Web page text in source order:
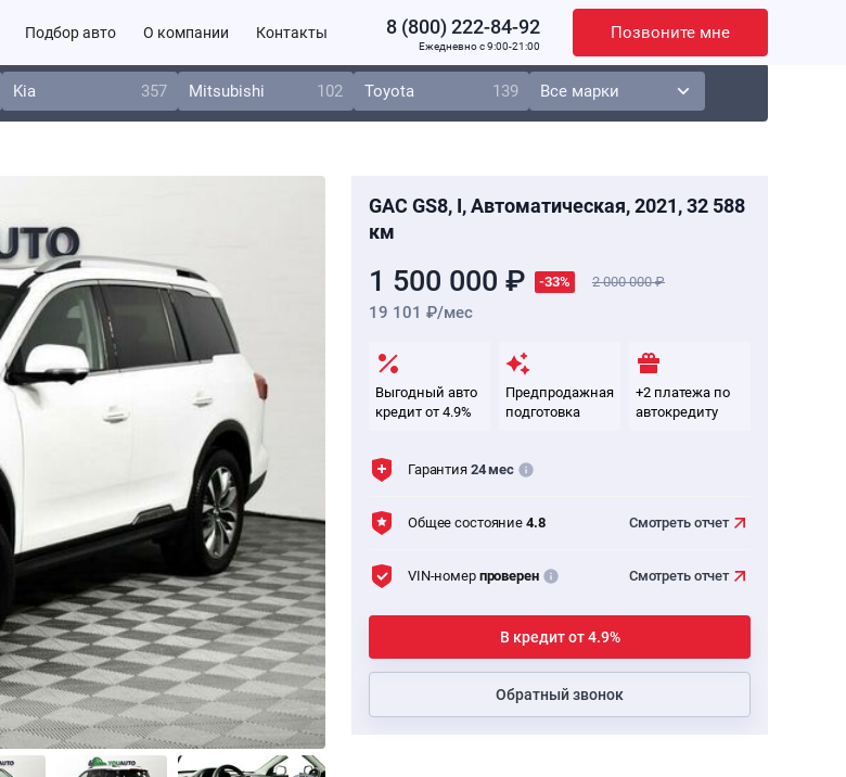
Подбор авто О компании Контакты 8 (800) 222-84-92
Ежедневно c 9:00-21:00
Позвоните мне
Kia 357 Mitsubishi 102 Toyota 139
GAC GS8, I, Автоматическая, 2021, 32 588
км
1 500 000 ₽ -33% 2 000 000
19 101 ₽/мес
Выгодный авто
кредит от 4.9%
Предпродажная
подготовка
+2 платежа по
автокредиту
Гарантия 24 мес
Общее состояние 4.8 Смотреть отчет
VIN-номер проверен Смотреть отчет
В кредит от 4.9%
Обратный звонок